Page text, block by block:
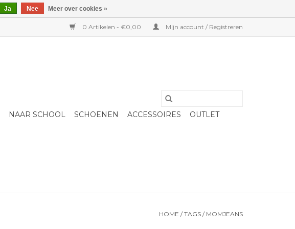
0 Artikelen - €0,00 Mijn account / Registreren
NAAR SCHOOL SCHOENEN ACCESSOIRES
OUTLET
HOME /TAGS / MOMJEANS
Ja Nee Meer over cookies »